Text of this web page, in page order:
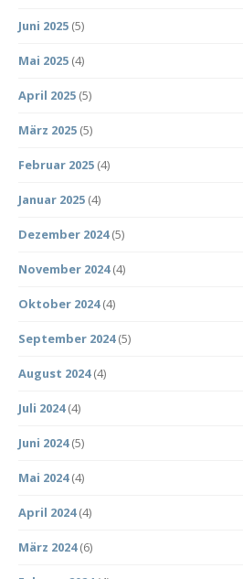
Juni 2025 (5)
Mai 2025 (4)
April 2025 (5)
März 2025 (5)
Februar 2025 (4)
Januar 2025 (4)
Dezember 2024(5)
November 2024(4)
Oktober 2024(4)
September 2024(5)
August 2024(4)
Juli 2024(4)
Juni 2024(5)
Mai 2024(4)
April 2024(4)
März 2024(6)